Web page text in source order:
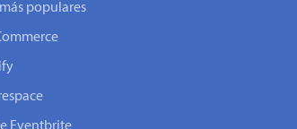
populares